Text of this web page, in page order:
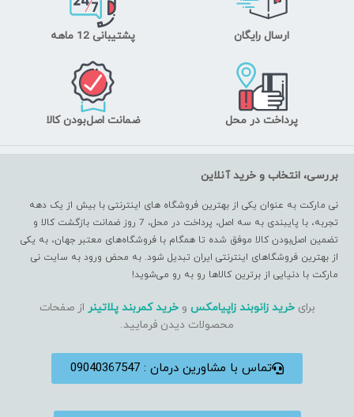
ارسال رایگان پشتیبانی 12 ماهه
پرداخت در محل ضمانت اصل‌بودن کالا
بررسی، انتخاب و خرید آنلاین
نی مارکت به عنوان یکی از بهترین فروشگاه های اینترنتی با بیش از یک دهه
تجربه، با پایبندی به سه اصل، پرداخت در محل، 7 روز ضمانت بازگشت کالا و
تضمین اصل‌بودن کالا موفق شده تا همگام با فروشگاه‌های معتبر جهان، به یکی
از بهترین فروشگاهای اینترنتی ایران تبدیل شود. به محض ورود به سایت نی
مارکت با دنیایی از برترین کالاها رو به رو می‌شوید!
برایخرید زانوبند زاپیامکس وخرید کمربند پلاتینر از صفحات
محصولات دیدن فرمایید.
تماس با مشاورین درمان : 09040367547